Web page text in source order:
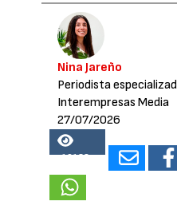
Nina Jareño
Periodista
Interempresas Media
27/07/2026
16138